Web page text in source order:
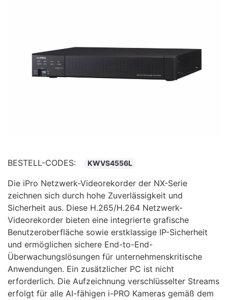
BESTELL-CODES: KWVS4556L
Die iPro Netzwerk-Videorekorder der NX-Serie
zeichnen sich durch hohe Zuverlässigkeit und
Sicherheit aus. Diese H.265/H.264 Netzwerk-
Videorekorder bieten eine integrierte grafische
Benutzeroberfläche sowie erstklassige IP-Sicherheit
und ermöglichen sichere End-to-End-
Überwachungslösungen für unternehmenskritische
Anwendungen. Ein zusätzlicher PC ist nicht
erforderlich. Die Aufzeichnung verschlüsselter Streams
erfolgt für alle AI-fähigen i-PRO Kameras gemäß dem